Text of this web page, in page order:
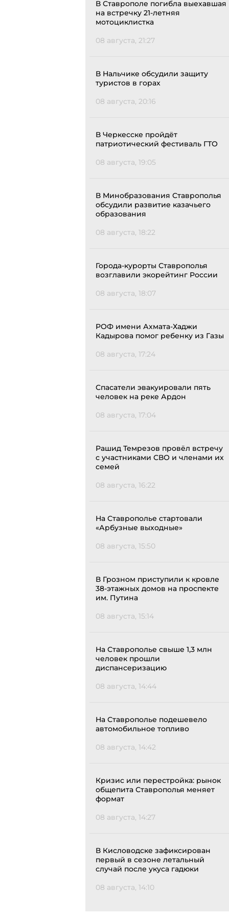
В Ставрополе погибла выехавшая
на встречку 21-летняя
мотоциклистка
08 августа, 21:27
В Нальчике обсудили защиту
туристов в горах
08 августа, 20:16
В Черкесске пройдёт
патриотический фестиваль ГТО
08 августа, 19:05
В Минобразования Ставрополья
обсудили развитие казачьего
образования
08 августа, 18:22
Города-курорты Ставрополья
возглавили экорейтинг России
08 августа, 18:07
РОФ имени Ахмата-Хаджи
Кадырова помог ребенку из Газы
08 августа, 17:24
Спасатели эвакуировали пять
человек на реке Ардон
08 августа, 17:04
Рашид Темрезов провёл встречу
с участниками СВО и членами их
семей
08 августа, 16:22
На Ставрополье стартовали
«Арбузные выходные»
08 августа, 15:50
В Грозном приступили к кровле
38-этажных домов на проспекте
им. Путина
08 августа, 15:14
На Ставрополье свыше 1,3 млн
человек прошли
диспансеризацию
08 августа, 14:44
На Ставрополье подешевело
автомобильное топливо
08 августа, 14:42
Кризис или перестройка: рынок
общепита Ставрополья меняет
формат
08 августа, 14:27
В Кисловодске зафиксирован
первый в сезоне летальный
случай после укуса гадюки
08 августа, 14:10